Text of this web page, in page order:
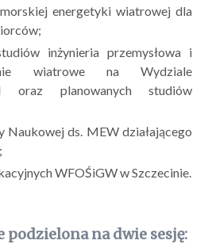
energetyki wiatrowej dla
inżynieria przemysłowa i
wiatrowe na Wydziale
oraz planowanych studiów
Naukowej ds. MEW działającego
WFOŚiGW w Szczecinie.
podzielona na dwie sesję: